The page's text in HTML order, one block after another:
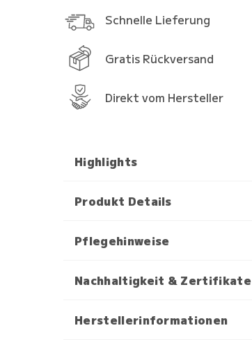
Schnelle Lieferung
Gratis Rückversand
Direkt vom Hersteller
Highlights
Produkt Details
Pflegehinweise
Nachhaltigkeit & Zertifikate
Herstellerinformationen